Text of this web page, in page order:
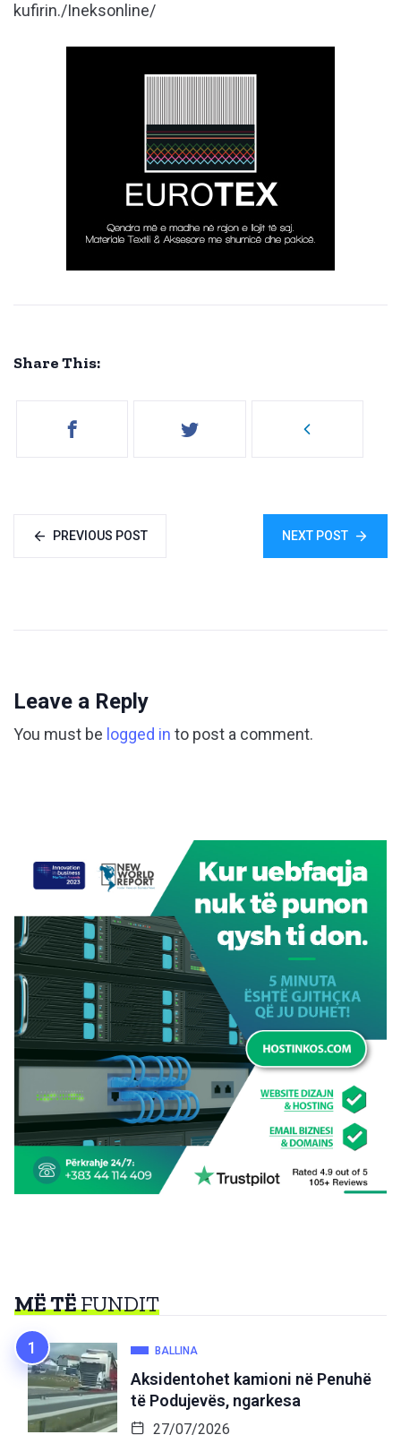
kufirin./Ineksonline/
Share This:
PREVIOUS POST NEXT POST
Leave a Reply
You must be logged in to post a comment.
MË TËFUNDIT
BALLINA
Aksidentohet kamioni në Penuhë
të Podujevës, ngarkesa
27/07/2026